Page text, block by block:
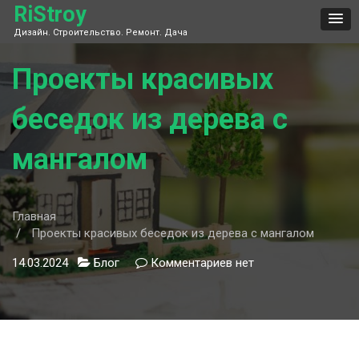
Skip
content
RiStroy
Дизайн. Строительство. Ремонт. Дача
Проекты красивых
беседок из дерева с
мангалом
Главная
Проекты красивых беседок из дерева с мангалом
14.03.2024 Блог Комментариев кнет